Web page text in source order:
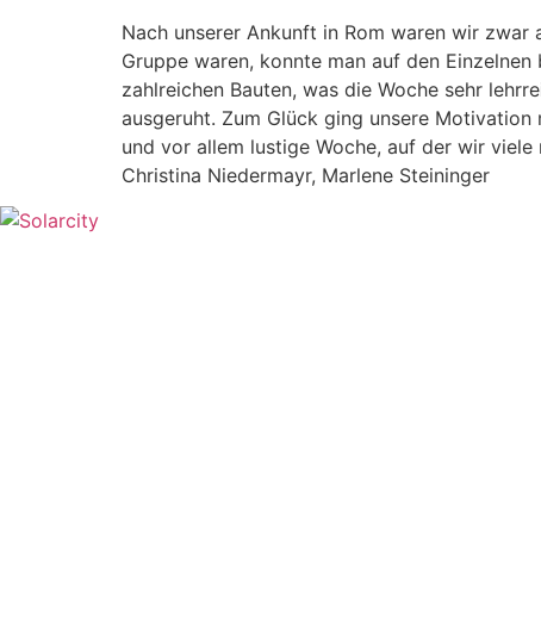
Nach unserer Ankunft in Rom waren wir
Gruppe waren, konnte man auf den
zahlreichen Bauten, was die Woche sehr
ausgeruht. Zum Glück ging unsere
und vor allem lustige Woche, auf der wir viele
Christina Niedermayr, Marlene Steininger